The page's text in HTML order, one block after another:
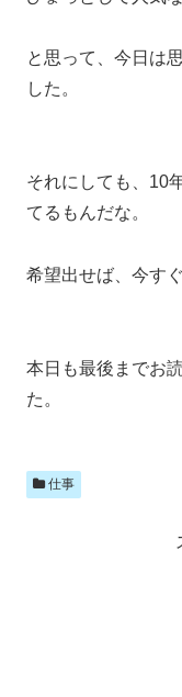
と思って、今日は
した。
それにしても、10
てるもんだな。
希望出せば、今す
本日も最後までお
た。
仕事